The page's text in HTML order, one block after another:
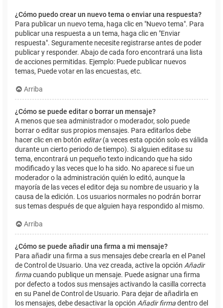
¿Cómo puedo crear un nuevo tema o enviar una respuesta?
Para publicar un nuevo tema, haga clic en "Nuevo tema". Para
publicar una respuesta a un tema, haga clic en "Enviar
respuesta". Seguramente necesite registrarse antes de poder
publicar y responder. Abajo de cada foro encontrará una lista
de acciones permitidas. Ejemplo: Puede publicar nuevos
temas, Puede votar en las encuestas, etc.
Arriba
¿Cómo se puede editar o borrar un mensaje?
A menos que sea administrador o moderador, solo puede
borrar o editar sus propios mensajes. Para editarlos debe
hacer clic en en botón editar(a veces esta opción solo es válida
durante un cierto periodo de tiempo). Si alguien editase su
tema, encontrará un pequeño texto indicando que ha sido
modificado y las veces que lo ha sido. No aparece si fue un
moderador o la administración quién lo editó, aunque la
mayoría de las veces el editor deja su nombre de usuario y la
causa de la edición. Los usuarios normales no podrán borrar
sus temas después de que alguien haya respondido al mismo.
Arriba
¿Cómo se puede añadir una firma a mi mensaje?
Para añadir una firma a sus mensajes debe crearla en el Panel
de Control de Usuario. Una vez creada, active la opción Añadir
firmacuando publique un mensaje. Puede asignar una firma
por defecto a todos sus mensajes activando la casilla correcta
en su Panel de Control de Usuario. Para dejar de añadirla en
los mensajes, debe desactivar la opción Añadir firmadentro del